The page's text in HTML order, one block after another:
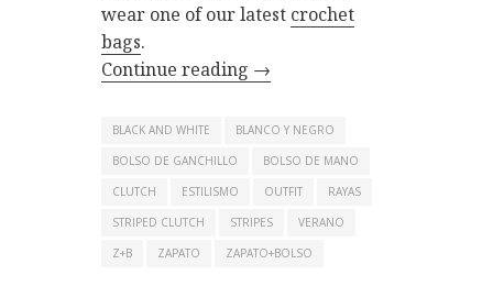
wear one of our latest crochet
bags.
Continue reading →
BLACK AND WHITE
BLANCO Y NEGRO
BOLSO DE GANCHILLO
BOLSO DE MANO
CLUTCH
ESTILISMO OUTFIT
RAYAS
STRIPED CLUTCH
STRIPES
VERANO
Z+B
ZAPATO ZAPATO+BOLSO